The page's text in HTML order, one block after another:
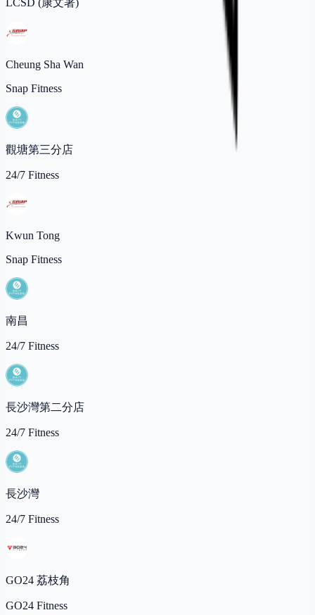
LCSD (康文署)
Cheung Sha Wan
Snap Fitness
觀塘第三分店
24/7 Fitness
Kwun Tong
Snap Fitness
南昌
24/7 Fitness
長沙灣第二分店
24/7 Fitness
長沙灣
24/7 Fitness
GO24 荔枝角
GO24 Fitness